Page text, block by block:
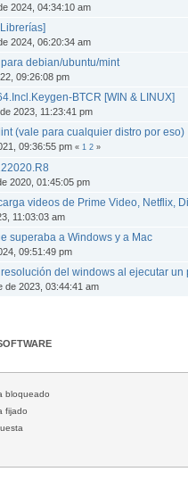
2024, 04:34:10 am
2024, 06:20:34 am
debian/ubuntu/mint
09:26:08 pm
BTCR [WIN & LINUX]
2023, 11:23:41 pm
(vale para cualquier distro por eso)
09:36:55 pm« 1 2 »
2020, 01:45:05 pm
videos de Prime Video, Netflix,
11:03:03 am
superaba a Windows y a Mac
09:51:49 pm
del windows al ejecutar un
de 2023, 03:44:41 am
bloqueado
fijado